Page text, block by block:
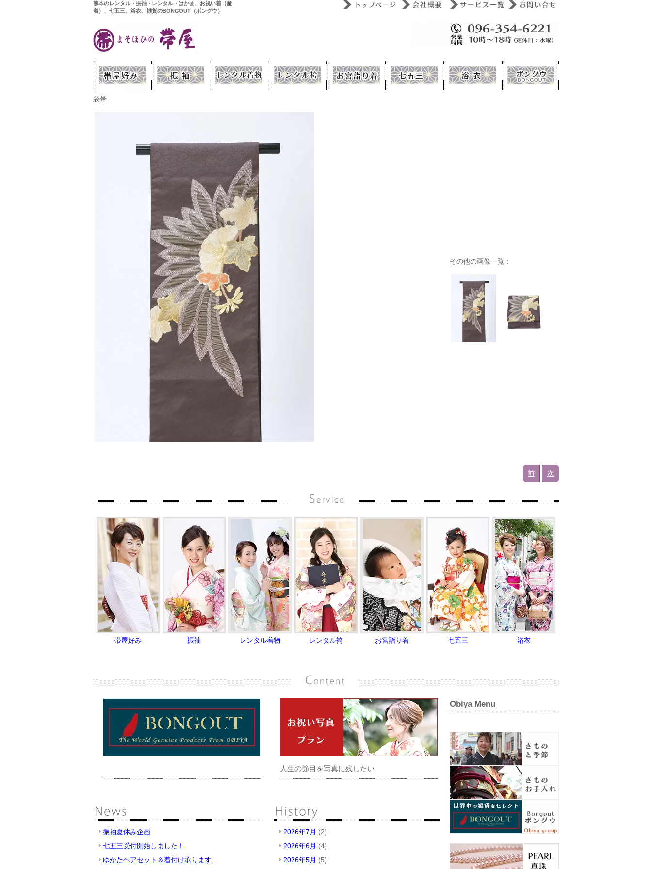
熊本のレンタル・振袖・レンタル・はかま、お祝い着（産
着）、七五三、浴衣、雑貨のBONGOUT（ボングウ）
袋帯
その他の画像一覧：
前 次
帯屋好み 振袖 レンタル着物 レンタル袴 お宮詣り着 七五三 浴衣
人生の節目を写真に残したい
振袖夏休み企画
七五三受付開始しました！
ゆかたヘアセット＆着付け承ります
2026年7月 (2)
2026年6月 (4)
2026年5月 (5)
Obiya Menu